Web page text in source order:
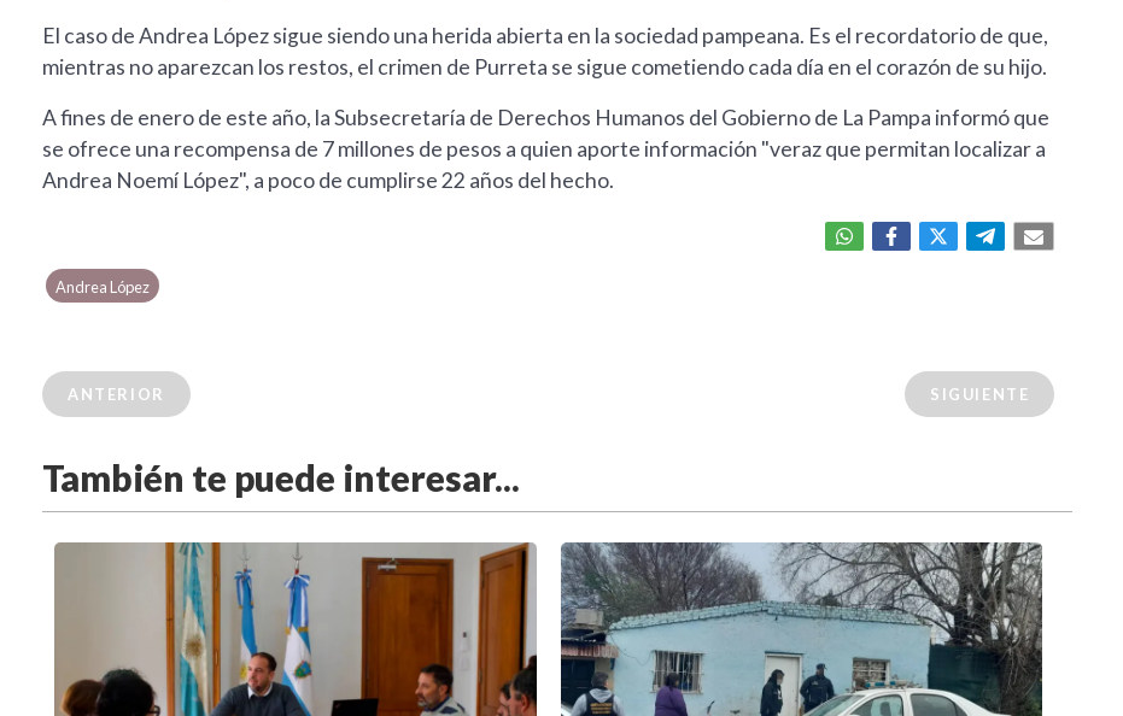
El caso de Andrea López sigue siendo una herida abierta en la sociedad pampeana. Es el recordatorio de que,
mientras no aparezcan los restos, el crimen de Purreta se sigue cometiendo cada día en el corazón de su hijo.
A fines de enero de este año, la Subsecretaría de Derechos Humanos del Gobierno de La Pampa informó que
se ofrece una recompensa de 7 millones de pesos a quien aporte información "veraz que permitan localizar a
Andrea Noemí López", a poco de cumplirse 22 años del hecho.
Andrea López
ANTERIOR SIGUIENTE
También te puede interesar...